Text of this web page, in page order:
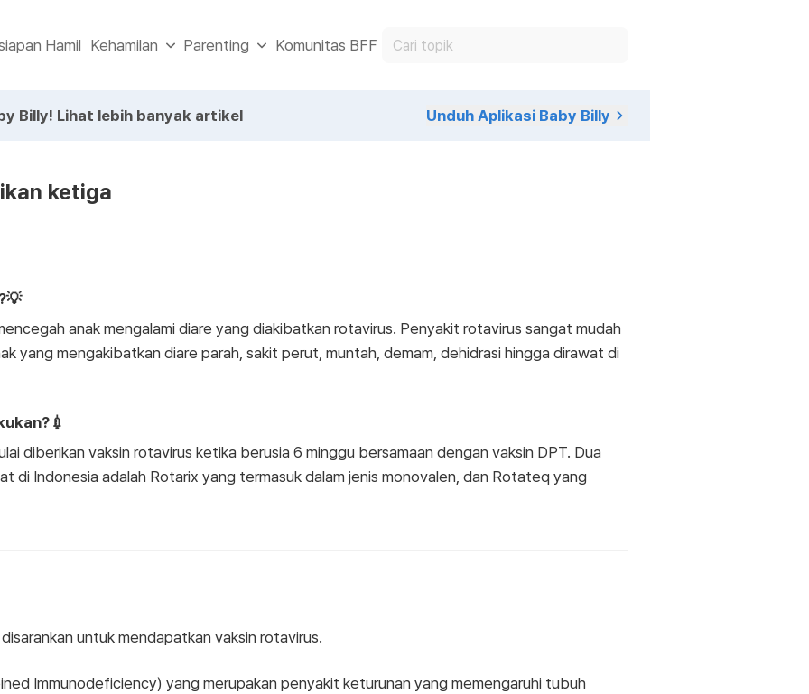
Hamil Kehamilan Parenting Komunitas BFF
Billy! Lihat lebih banyak artikel Unduh Aplikasi Baby Billy
ketiga
anak mengalami diare yang diakibatkan rotavirus. Penyakit rotavirus sangat mudah
yang mengakibatkan diare parah, sakit perut, muntah, demam, dehidrasi hingga dirawat di
diberikan vaksin rotavirus ketika berusia 6 minggu bersamaan dengan vaksin DPT. Dua
di Indonesia adalah Rotarix yang termasuk dalam jenis monovalen, dan Rotateq yang
untuk mendapatkan vaksin rotavirus.
Immunodeficiency) yang merupakan penyakit keturunan yang memengaruhi tubuh